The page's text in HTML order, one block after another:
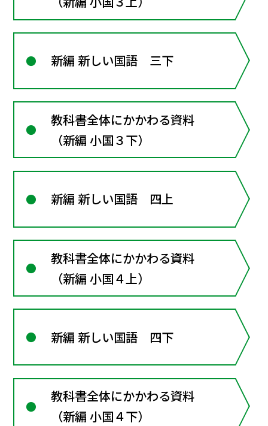
新編 新しい国語 三下
教科書全体にかかわる資料
（新編 小国３下）
新編 新しい国語 四上
教科書全体にかかわる資料
（新編 小国４上）
新編 新しい国語 四下
教科書全体にかかわる資料
（新編 小国４下）